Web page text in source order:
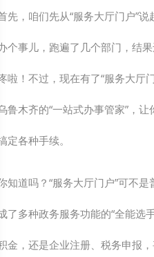
先，咱们先从“服务大厅门户”
个事儿，跑遍了几个部门，结
啦！不过，现在有了“服务大厅
鲁木齐的“一站式办事管家”，
定各种手续。
知道吗？“服务大厅门户”可不
了多种政务服务功能的“全能选
金，还是企业注册、税务申报